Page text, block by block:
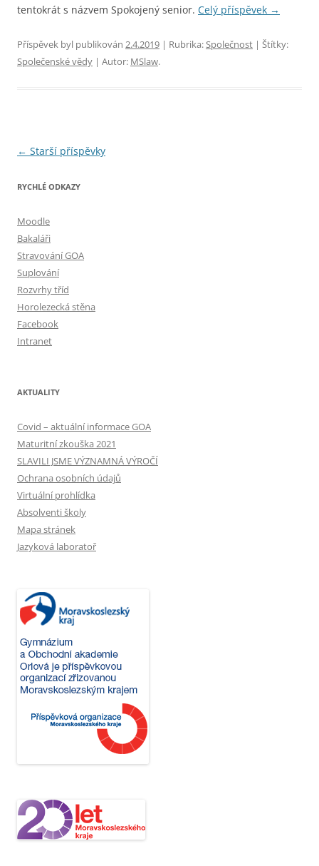
tentokrát s názvem Spokojený senior. Celý příspěvek →
Příspěvek byl publikován 2.4.2019 | Rubrika:Společnost | Štítky:
Společenské vědy | Autor: MSlaw.
Navigace
příspěvky
← Starší příspěvky
RYCHLÉ ODKAZY
Moodle
Bakaláři
Stravování GOA
Suplování
Rozvrhy tříd
Horolezecká stěna
Facebook
Intranet
AKTUALITY
Covid – aktuální informace GOA
Maturitní zkouška 2021
SLAVILI JSME VÝZNAMNÁ VÝROČÍ
Ochrana osobních údajů
Virtuální prohlídka
Absolventi školy
Mapa stránek
Jazyková laboratoř